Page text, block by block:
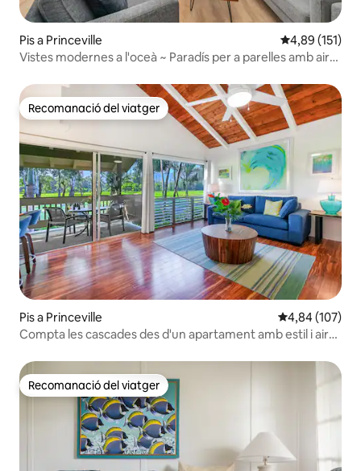
Pis a Princeville 4,89 de
4,89 (151)
Vistes modernes a l'oceà ~ Paradís per a parelles amb aire
Recomanació del viatger
Recomanació del viatger
Pis a Princeville 4,84 de
4,84 (107)
Compta les cascades des d'un apartament amb estil i aire
Recomanació del viatger
Recomanació del viatger